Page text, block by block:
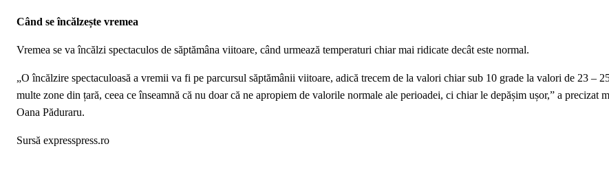
Când se încălzește vremea
Vremea se va încălzi spectaculos de săptămâna viitoare, când urmează temperaturi chiar mai ridicate decât este normal.
„O încălzire spectaculoasă a vremii va fi pe parcursul săptămânii viitoare, adică trecem de la valori chiar sub 10 grade la valori de 23 –
multe zone din țară, ceea ce înseamnă că nu doar că ne apropiem de valorile normale ale perioadei, ci chiar le depășim ușor,” a precizat
Oana Păduraru.
Sursă expresspress.ro